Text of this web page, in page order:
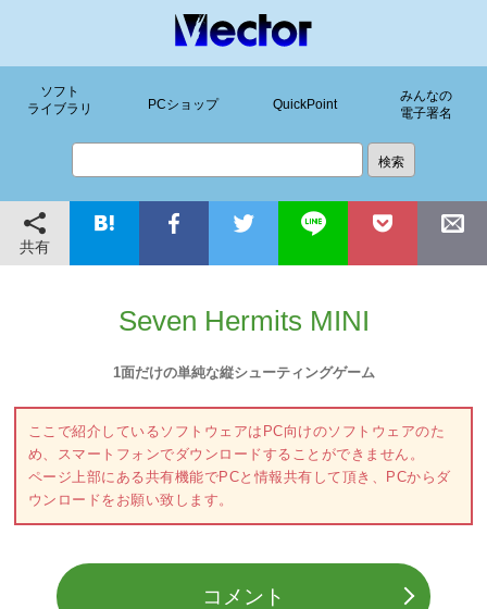
ソフト
ライブラリ
PCショップ QuickPoint
みんなの
電子署名
共有
Seven Hermits MINI
1面だけの単純な縦シューティングゲーム
ここで紹介しているソフトウェアはPC向けのソフトウェアのた
め、スマートフォンでダウンロードすることができません。
ページ上部にある共有機能でPCと情報共有して頂き、PCからダ
ウンロードをお願い致します。
コメント